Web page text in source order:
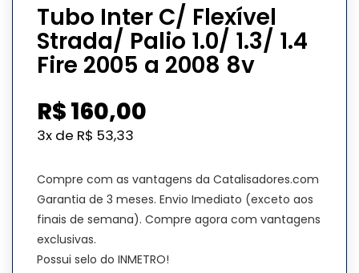
Tubo Inter C/ Flexível
Strada/ Palio 1.0/ 1.3/ 1.4
Fire 2005 a 2008 8v
R$160,00
3x de R$ 53,33
Compre com as vantagens da Catalisadores.com
Garantia de 3 meses. Envio Imediato (exceto aos
finais de semana). Compre agora com vantagens
exclusivas.
Possui selo do INMETRO!